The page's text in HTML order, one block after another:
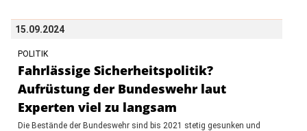
15.09.2024
POLITIK
Fahrlässige Sicherheitspolitik?
Aufrüstung der Bundeswehr laut
Experten viel zu langsam
Die Bestände der Bundeswehr sind bis 2021 stetig gesunken und